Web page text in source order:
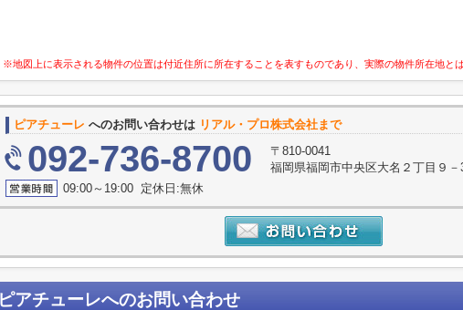
※地図上に表示される物件の位置は付近住所に所在することを表すものであり、実際の物件所在地と
ピアチューレ へのお問い合わせは リアル・プロ株式会社まで
092-736-8700
〒810-0041
福岡県福岡市中央区大名２丁目９
09:00～19:00 定休日:無休
ピアチューレへのお問い合わせ